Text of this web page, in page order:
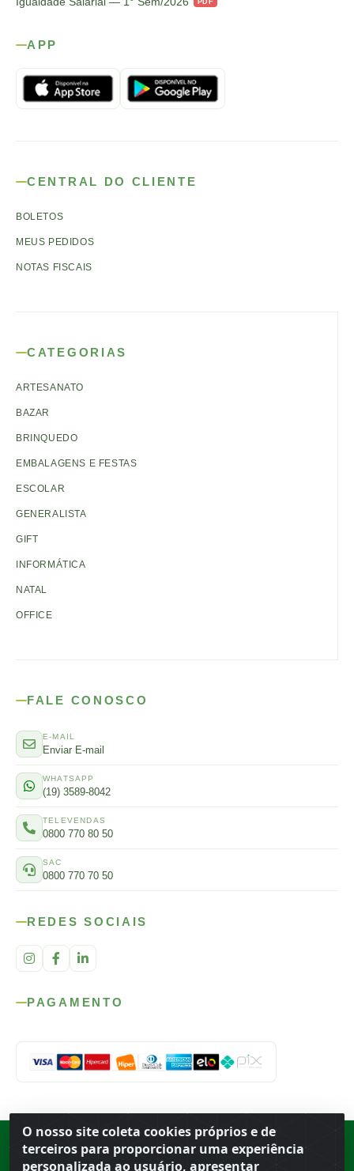
O nosso site coleta cookies próprios e de
terceiros para proporcionar uma experiência
personalizada ao usuário, apresentar
PDF
APP
CENTRAL DO CLIENTE
BOLETOS
MEUS PEDIDOS
NOTAS FISCAIS
CATEGORIAS
ARTESANATO
BAZAR
BRINQUEDO
EMBALAGENS E FESTAS
ESCOLAR
GENERALISTA
GIFT
INFORMÁTICA
NATAL
OFFICE
FALE CONOSCO
E-MAIL
Enviar E-mail
WHATSAPP
(19) 3589-8042
TELEVENDAS
0800 770 80 50
SAC
0800 770 70 50
REDES SOCIAIS
PAGAMENTO
Porto Ferreira ·BR
13.669-899· CNPJ 56.679.863/0001-91